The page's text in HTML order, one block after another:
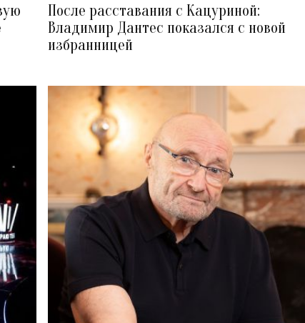
После расставания с Кацуриной:
Владимир Дантес показался с новой
избранницей